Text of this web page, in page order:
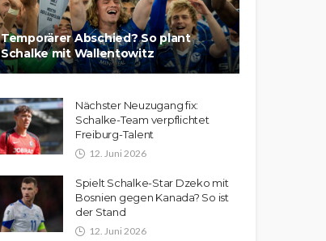
Temporärer Abschied? So plant
Schalke mit Wallentowitz
Nächster Neuzugang fix:
Schalke-Team verpflichtet
Freiburg-Talent
12. Juni 2026
Spielt Schalke-Star Dzeko mit
Bosnien gegen Kanada? So ist
der Stand
12. Juni 2026